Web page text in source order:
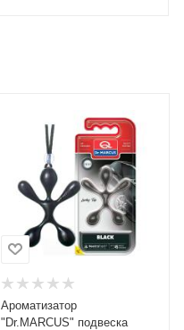
Ароматизатор
"Dr.MARCUS" подвеска